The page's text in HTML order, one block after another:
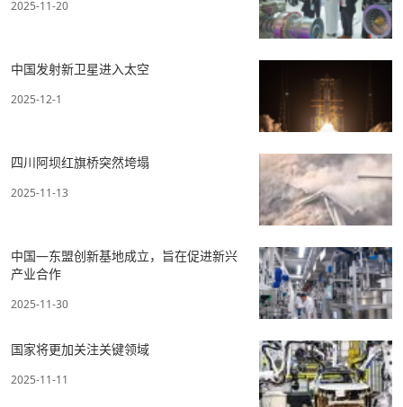
2025-11-20
中国发射新卫星进入太空
2025-12-1
四川阿坝红旗桥突然垮塌
2025-11-13
中国—东盟创新基地成立，旨在促进新兴
产业合作
2025-11-30
国家将更加关注关键领域
2025-11-11